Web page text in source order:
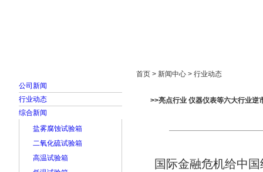
公司新闻
行业动态
综合新闻
盐雾腐蚀试验箱
二氧化硫试验箱
高温试验箱
首页 > 新闻中心 > 行业动态
>>亮点行业 仪器仪表等六大行业逆
国际金融危机给中